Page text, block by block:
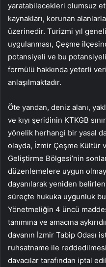
yaratabilecekleri olumsuz
kaynakları, korunan
üzerinedir. Turizmi yıl
uygulanması, Çeşme
potansiyeli ve bu
formülü hakkında yeterli
anlaşılmaktadır.
Öte yandan, deniz alanı,
ve kıyı şeridinin KTKGB
yönelik herhangi bir yasal
olayda, İzmir Çeşme Kültür
Geliştirme Bölgesi’nin
düzenlemelere uygun
dayanılarak yeniden
süreçte hukuka uygunluk
Yönetmeliğin 4 üncü
tanımına ve amacına
davanın İzmir Tabip Odası
ruhsatname ile
davacılar tarafından iptal